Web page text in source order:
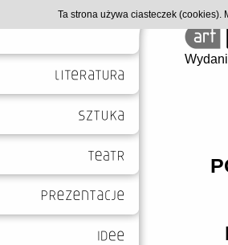
Ta strona używa ciasteczek